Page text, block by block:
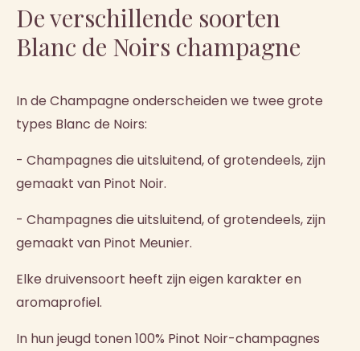
De verschillende soorten
Blanc de Noirs champagne
In de Champagne onderscheiden we twee grote
types Blanc de Noirs:
- Champagnes die uitsluitend, of grotendeels, zijn
gemaakt van Pinot Noir.
- Champagnes die uitsluitend, of grotendeels, zijn
gemaakt van Pinot Meunier.
Elke druivensoort heeft zijn eigen karakter en
aromaprofiel.
In hun jeugd tonen 100% Pinot Noir-champagnes